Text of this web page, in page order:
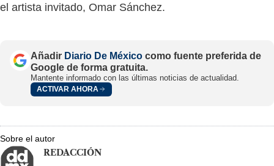
el artista invitado, Omar Sánchez.
Añadir Diario De México como fuente preferida de
Google de forma gratuita.
Mantente informado con las últimas noticias de actualidad.
ACTIVAR AHORA
Sobre el autor
REDACCIÓN